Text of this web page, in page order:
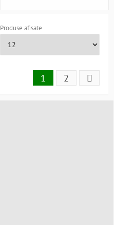
Produse afisate
1 2